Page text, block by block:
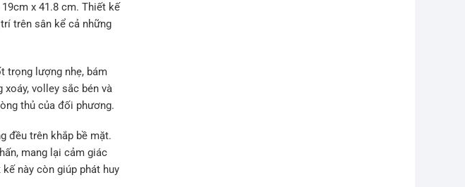
x 41.8 cm. Thiết kế
trên sân kể cả những
trọng lượng nhẹ, bám
volley sắc bén và
thủ của đối phương.
đều trên khắp bề mặt.
mang lại cảm giác
này còn giúp phát huy